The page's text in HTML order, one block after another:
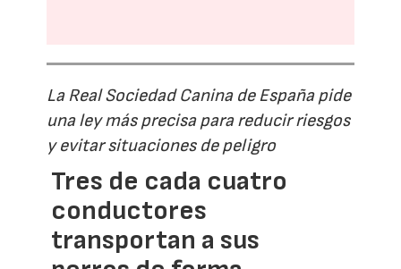
La Real Sociedad Canina de España pide
una ley más precisa para reducir riesgos
y evitar situaciones de peligro
Tres de cada cuatro
conductores
transportan a sus